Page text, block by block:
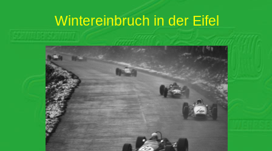
Wintereinbruch in der Eifel